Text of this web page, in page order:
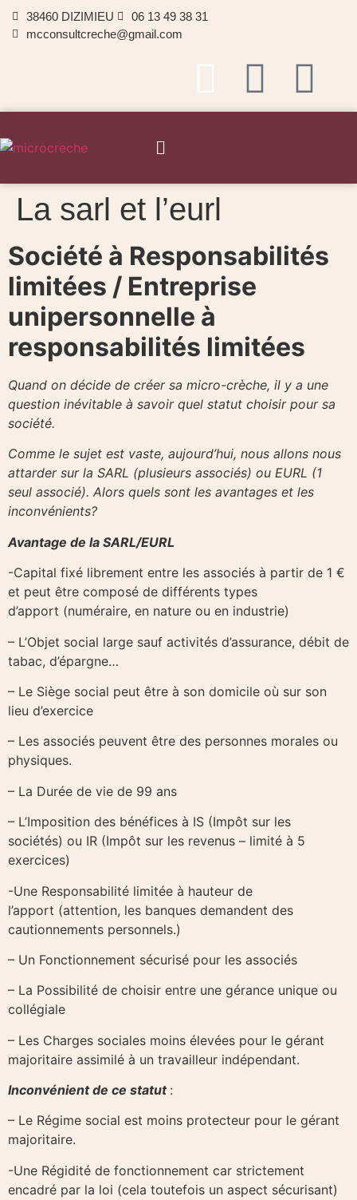
38460 DIZIMIEU
06 13 49 38 31
mcconsultcreche@gmail.com
La sarl et l’eurl
Société à Responsabilités
limitées / Entreprise
unipersonnelle à
responsabilités limitées
Quand on décide de créer sa micro-crèche, il y a une
question inévitable à savoir quel statut choisir pour sa
société.
Comme le sujet est vaste, aujourd’hui, nous allons nous
attarder sur la SARL (plusieurs associés) ou EURL (1
seul associé). Alors quels sont les avantages et les
inconvénients?
Avantage de la SARL/EURL
-Capital fixé librement entre les associés à partir de 1 €
et peut être composé de différents types
d’apport (numéraire, en nature ou en industrie)
– L’Objet social large sauf activités d’assurance, débit de
tabac, d’épargne…
– Le Siège social peut être à son domicile où sur son
lieu d’exercice
– Les associés peuvent être des personnes morales ou
physiques.
– La Durée de vie de 99 ans
– L’Imposition des bénéfices à IS (Impôt sur les
sociétés) ou IR (Impôt sur les revenus – limité à 5
exercices)
-Une Responsabilité limitée à hauteur de
l’apport (attention, les banques demandent des
cautionnements personnels.)
– Un Fonctionnement sécurisé pour les associés
– La Possibilité de choisir entre une gérance unique ou
collégiale
– Les Charges sociales moins élevées pour le gérant
majoritaire assimilé à un travailleur indépendant.
Inconvénient de ce statut :
– Le Régime social est moins protecteur pour le gérant
majoritaire.
-Une Régidité de fonctionnement car strictement
encadré par la loi (cela toutefois un aspect sécurisant)